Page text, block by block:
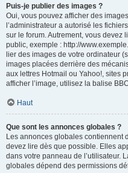
Puis-je publier des images ?
Oui, vous pouvez afficher des
l’administrateur a autorisé les
sur le forum. Autrement, vous devez
public, exemple : http://
lier des images de votre ordinateur
images placées derrière des
aux lettres Hotmail ou Yahoo!, sites
afficher l’image, utilisez la balise
Haut
Que sont les annonces globales ?
Les annonces globales contiennent
devez lire dès que possible. Elles
dans votre panneau de l’utilisateur.
globales dépend des permissions